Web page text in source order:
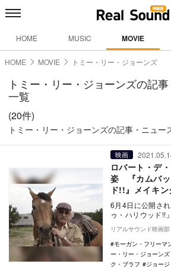
HOME MUSIC MOVIE
HOME MOVIE トミー・リー・ジョーンズ
トミー・リー・ジョーンズの記
一覧
(20件)
トミー・リー・ジョーンズの記事・ニュー
映画
ロバート・デ
姿 『カムバッ
ド!!』メイキ
6月4日に公開さ
ゥ・ハリウッド!!
された。 本作は
ロ、ト…
リアルサウンド映画部
モーガン・フリーマ
ー・リー・ジョーンズ
ク・ブラフ
ジョー